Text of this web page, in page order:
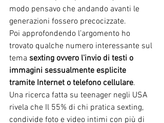
modo pensavo che andando avanti le
generazioni fossero precocizzate.
Poi approfondendo l’argomento ho
trovato qualche numero interessante sul
tema sexting ovvero l'invio di testi o
immagini sessualmente esplicite
tramite Internet o telefono cellulare.
Una ricerca fatta su teenager negli USA
rivela che Il 55% di chi pratica sexting,
condivide foto e video intimi con più di